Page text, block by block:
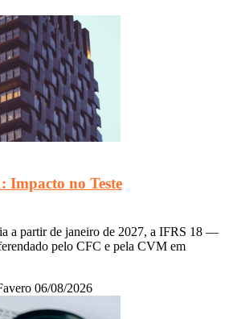
Impacto no Teste
a partir de janeiro de 2027, a IFRS 18 —
pelo CFC e pela CVM em
06/08/2026